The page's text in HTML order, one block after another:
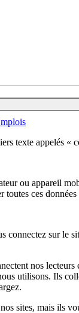
texte appelés «
ou appareil
ces
sur le
nos
utilisons. Ils
sites, mais ils